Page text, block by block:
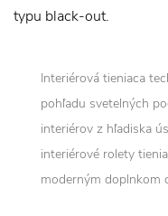
typu black-out.
Interiérová tieniaca
pohľadu svetelných
interiérov z hľadiska
interiérové rolety
moderným doplnkom